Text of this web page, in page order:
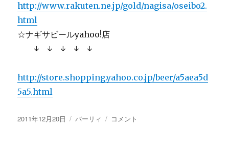
http://www.rakuten.ne.jp/gold/nagisa/oseibo2.
html
☆ナギサビールyahoo!店
↓ ↓ ↓ ↓ ↓
http://store.shopping.yahoo.co.jp/beer/a5aea5d
5a5.html
投
2011年12月20日
カ
バーリィ
【画
コメント